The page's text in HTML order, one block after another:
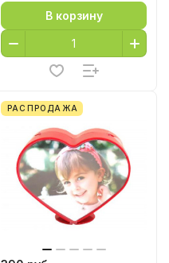
В корзину
РАСПРОДАЖА